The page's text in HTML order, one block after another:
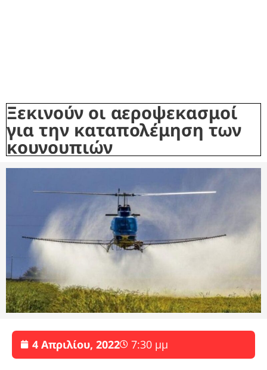
Ξεκινούν οι αεροψεκασμοί
για την καταπολέμηση των
κουνουπιών
4 Απριλίου, 2022 7:30 μμ